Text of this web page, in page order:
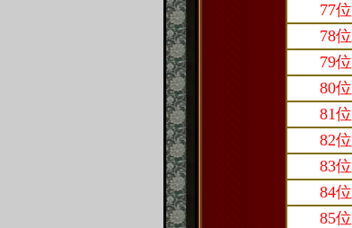
77位
78位
79位
80位
81位
82位
83位
84位
85位